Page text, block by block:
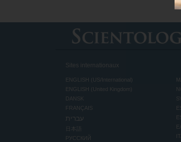
Sites internationaux
ENGLISH (US/International)
ENGLISH (United Kingdom)
DANSK
FRANÇAIS
עברית
日本語
РУССКИЙ